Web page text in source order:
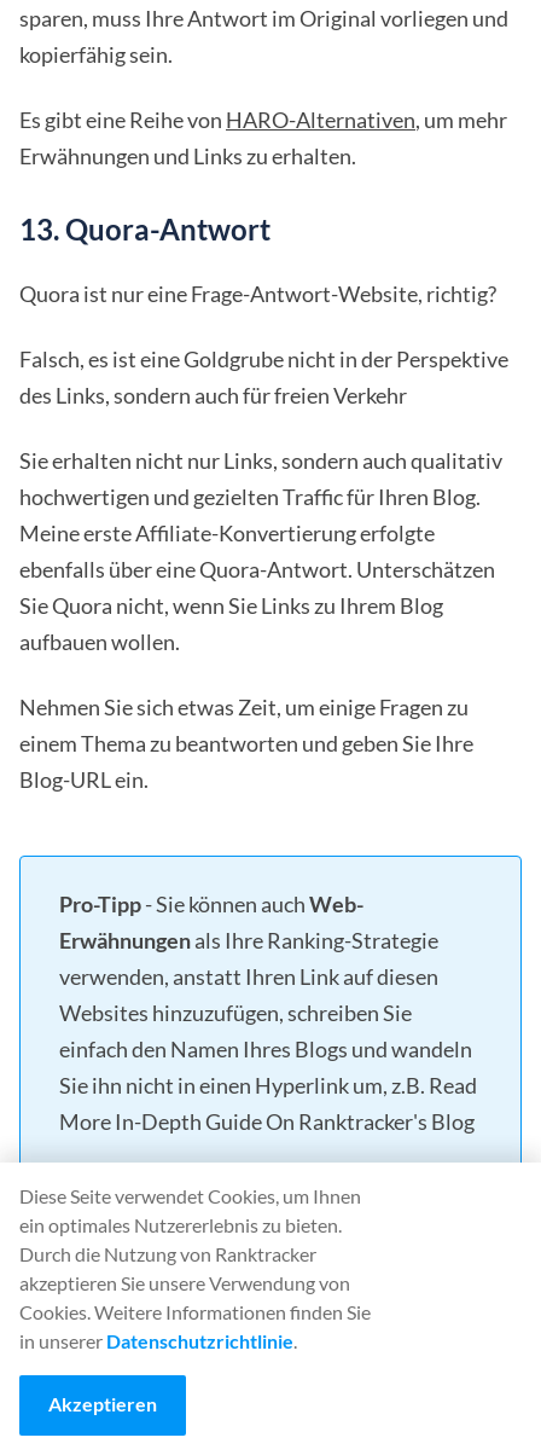
sparen, muss Ihre Antwort im Original vorliegen und
kopierfähig sein.
Es gibt eine Reihe von HARO-Alternativen, um mehr
Erwähnungen und Links zu erhalten.
13. Quora-Antwort
Quora ist nur eine Frage-Antwort-Website, richtig?
Falsch, es ist eine Goldgrube nicht in der Perspektive
des Links, sondern auch für freien Verkehr
Sie erhalten nicht nur Links, sondern auch qualitativ
hochwertigen und gezielten Traffic für Ihren Blog.
Meine erste Affiliate-Konvertierung erfolgte
ebenfalls über eine Quora-Antwort. Unterschätzen
Sie Quora nicht, wenn Sie Links zu Ihrem Blog
aufbauen wollen.
Nehmen Sie sich etwas Zeit, um einige Fragen zu
einem Thema zu beantworten und geben Sie Ihre
Blog-URL ein.
Pro-Tipp- Sie können auchWeb-
Erwähnungenals Ihre Ranking-Strategie
verwenden, anstatt Ihren Link auf diesen
Websites hinzuzufügen, schreiben Sie
einfach den Namen Ihres Blogs und wandeln
Sie ihn nicht in einen Hyperlink um, z.B. Read
More In-Depth Guide On Ranktracker's Blog
Interessierte Menschen werden bei Google nach
Ihrem Blog suchen und dann auf Ihren Link klicken,
was zu einem Anstieg der CTR und höheren Rankings
führt.
14. Interne Verlinkung & Brotkrümel
Diese Seite verwendet Cookies, um Ihnen
ein optimales Nutzererlebnis zu bieten.
Durch die Nutzung von Ranktracker
akzeptieren Sie unsere Verwendung von
Cookies. Weitere Informationen finden Sie
in unserer Datenschutzrichtlinie.
Akzeptieren